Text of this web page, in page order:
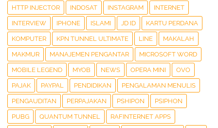
HTTP INJECTOR INDOSAT INSTAGRAM INTERNET
INTERVIEW IPHONE ISLAMI JD ID KARTU PERDANA
KOMPUTER KPN TUNNEL ULTIMATE LINE MAKALAH
MAKMUR MANAJEMEN PENGANTAR MICROSOFT WORD
MOBILE LEGEND MYOB NEWS OPERA MINI OVO
PAJAK PAYPAL PENDIDIKAN PENGALAMAN MENULIS
PENGAUDITAN PERPAJAKAN PSHIPON PSIPHON
PUBG QUANTUM TUNNEL RAFINTERNET APPS